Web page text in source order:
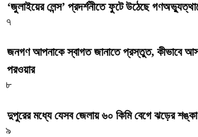
‘জুলাইয়ের লেন্স’ প্রদর্শনীতে ফুটে উঠেছে
৭
জনগণ আপনাকে স্বাগত জানাতে প্রস্তুত, কীভাবে
পরওয়ার
৮
দুপুরের মধ্যে যেসব জেলায় ৬০ কিমি বেগে ঝড়ের শঙ্কা
৯